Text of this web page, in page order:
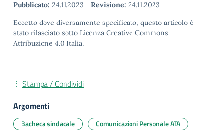
Pubblicato: 24.11.2023 - Revisione: 24.11.2023
Eccetto dove diversamente specificato, questo articolo è
stato rilasciato sotto Licenza Creative Commons
Attribuzione 4.0 Italia.
Stampa / Condividi
Argomenti
Bacheca sindacale Comunicazioni Personale ATA